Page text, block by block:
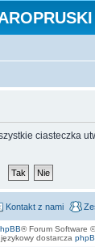
ciasteczka
Kontakt z nami
® Forum Software
dostarcza